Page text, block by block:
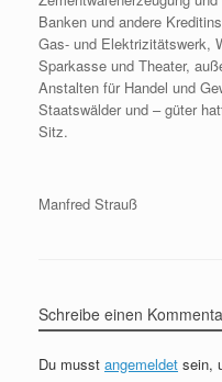
Banken und andere
Gas- und Elektrizitätswerk,
Sparkasse und Theater,
Anstalten für Handel und
Staatswälder und – güter
Sitz.
Manfred Strauß
Schreibe einen
Du musst angemeldet sein,